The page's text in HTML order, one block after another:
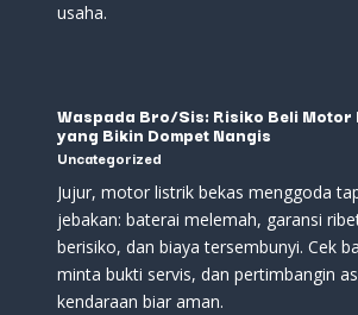
usaha.
Waspada Bro/Sis: Risiko Beli Motor
yang Bikin Dompet Nangis
Uncategorized
Jujur, motor listrik bekas menggoda
jebakan: baterai melemah, garansi
berisiko, dan biaya tersembunyi. Cek
minta bukti servis, dan pertimbangin
kendaraan biar aman.